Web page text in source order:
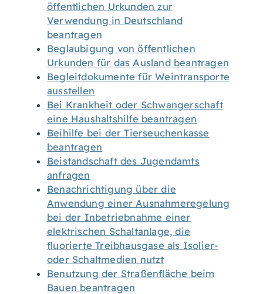
öffentlichen Urkunden zur
Verwendung in Deutschland
beantragen
Beglaubigung von öffentlichen
Urkunden für das Ausland beantragen
Begleitdokumente für Weintransporte
ausstellen
Bei Krankheit oder Schwangerschaft
eine Haushaltshilfe beantragen
Beihilfe bei der Tierseuchenkasse
beantragen
Beistandschaft des Jugendamts
anfragen
Benachrichtigung über die
Anwendung einer Ausnahmeregelung
bei der Inbetriebnahme einer
elektrischen Schaltanlage, die
fluorierte Treibhausgase als Isolier-
oder Schaltmedien nutzt
Benutzung der Straßenfläche beim
Bauen beantragen